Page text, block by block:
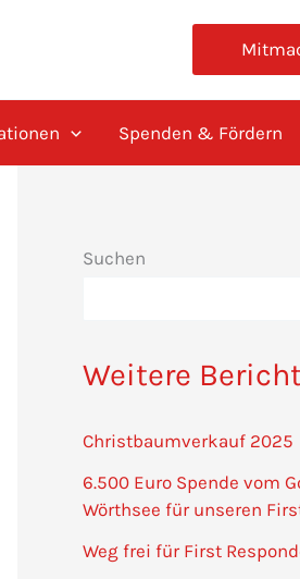
Spenden & Fördern
Suchen
Weitere
Christbaumverkauf 2025
6.500 Euro Spende vom
Wörthsee für unseren
Weg frei für First